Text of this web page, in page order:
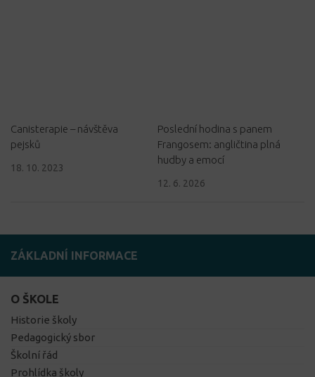
Canisterapie – návštěva
pejsků
18. 10. 2023
Poslední hodina s panem
Frangosem: angličtina plná
hudby a emocí
12. 6. 2026
ZÁKLADNÍ INFORMACE
O ŠKOLE
Historie školy
Pedagogický sbor
Školní řád
Prohlídka školy